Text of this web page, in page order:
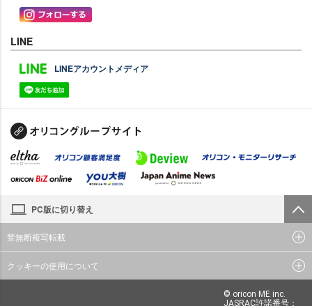
LINE
LINEアカウントメディア
PC版に切り替え
禁無断複写転載
クッキーの使用について
© oricon ME inc.
JASRAC許諾番号：